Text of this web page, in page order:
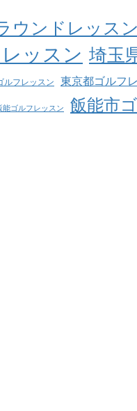
ウンドレッスン
ッスン 埼玉
ルフレッスン 東京都ゴルフ
能ゴルフレッスン 飯能市